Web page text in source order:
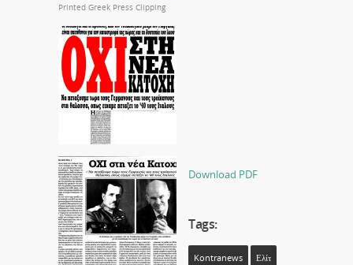
Printed Greek Press Clipping
Download PDF
Tags:
Kontranews Ελίτ